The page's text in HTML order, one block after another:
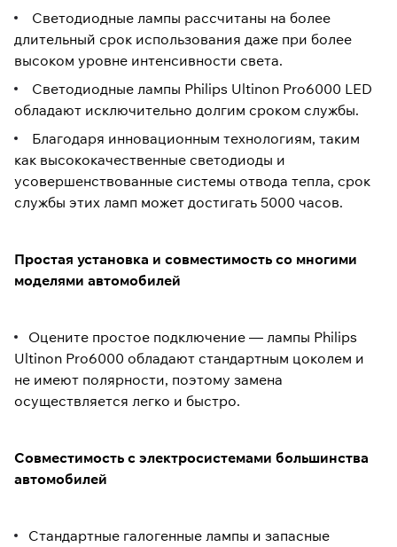
Светодиодные лампы рассчитаны на более
длительный срок использования даже при более
высоком уровне интенсивности света.
Светодиодные лампы Philips Ultinon Pro6000 LED
обладают исключительно долгим сроком службы.
Благодаря инновационным технологиям, таким
как высококачественные светодиоды и
усовершенствованные системы отвода тепла, срок
службы этих ламп может достигать 5000 часов.
Простая установка и совместимость со многими
моделями автомобилей
Оцените простое подключение — лампы Philips
Ultinon Pro6000 обладают стандартным цоколем и
не имеют полярности, поэтому замена
осуществляется легко и быстро.
Совместимость с электросистемами большинства
автомобилей
Стандартные галогенные лампы и запасные